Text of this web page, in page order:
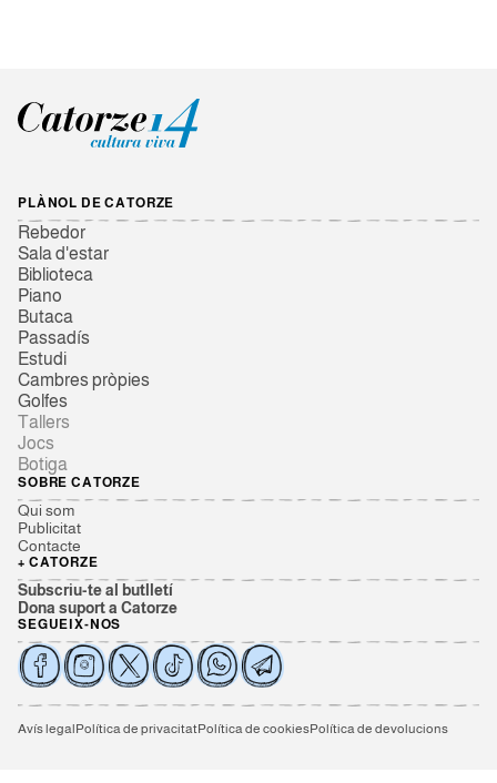
PLÀNOL DE CATORZE
Rebedor
Sala d'estar
Biblioteca
Piano
Butaca
Passadís
Estudi
Cambres pròpies
Golfes
Tallers
Jocs
Botiga
SOBRE CATORZE
Qui som
Publicitat
Contacte
+ CATORZE
Subscriu-te al butlletí
Dona suport a Catorze
SEGUEIX-NOS
Avís legalPolítica de privacitatPolítica de cookiesPolítica de devolucions